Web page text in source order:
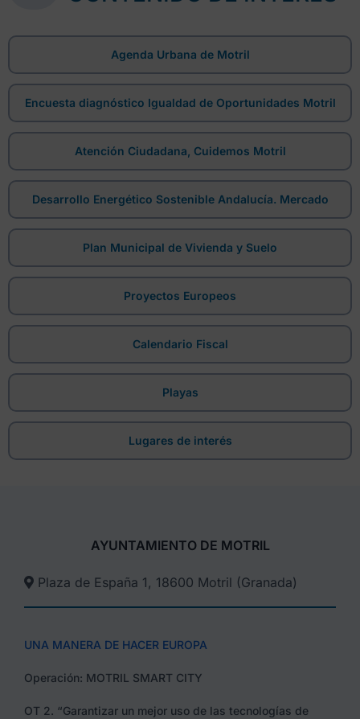
Agenda Urbana de Motril
Encuesta diagnóstico Igualdad de Oportunidades Motril
Atención Ciudadana, Cuidemos Motril
Desarrollo Energético Sostenible Andalucía. Mercado
Plan Municipal de Vivienda y Suelo
Proyectos Europeos
Calendario Fiscal
Playas
Lugares de interés
AYUNTAMIENTO DE MOTRIL
Plaza de España 1, 18600 Motril (Granada)​
UNA MANERA DE HACER EUROPA
Operación: MOTRIL SMART CITY
OT 2. “Garantizar un mejor uso de las tecnologías de